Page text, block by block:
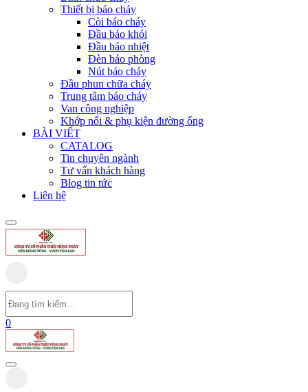
Thiết bị báo cháy
Còi báo cháy
Đầu báo khói
Đầu báo nhiệt
Đèn báo phòng
Nút báo cháy
Đầu phun chữa cháy
Trung tâm báo cháy
Van công nghiệp
Khớp nối & phụ kiện đường ống
BÀI VIẾT
CATALOG
Tin chuyên ngành
Tư vấn khách hàng
Blog tin tức
Liên hệ
0